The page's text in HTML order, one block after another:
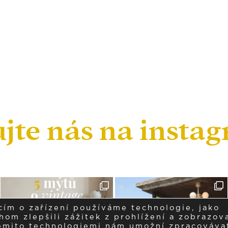
nás na
o zařízení používáme technologie, jako
zlepšili zážitek z prohlížení a
technologiemi nám umožní